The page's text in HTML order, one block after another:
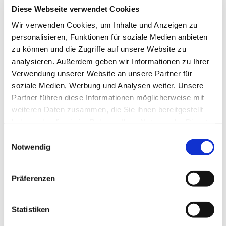
Diese Webseite verwendet Cookies
Wir verwenden Cookies, um Inhalte und Anzeigen zu
personalisieren, Funktionen für soziale Medien anbieten
zu können und die Zugriffe auf unsere Website zu
analysieren. Außerdem geben wir Informationen zu Ihrer
Verwendung unserer Website an unsere Partner für
soziale Medien, Werbung und Analysen weiter. Unsere
Partner führen diese Informationen möglicherweise mit
weiteren Daten zusammen, die Sie ihnen bereitgestellt
Notwendig
Präferenzen
Statistiken
natürlichen Personen mit den erhobenen Nutzungsdaten.
wir auch Cookies ein.
Dabei handelt es sich um kleine Textdateien, die auf Ihrem
Computer gespeichert werden und zur Speicherung von
statistischen Information wie Betriebssystem, Ihrem
Internetbenutzungsprogramm (Browser), IP-Adresse, der
zuvor aufgerufene Webseite (Referrer-URL) und der Uhrzeit
zu optimieren und unsere Internetangebote noch attraktiver
Die Erhebung und Speicherung erfolgt ausschließlich in
keinen Rückschluss auf Sie als natürliche Person zu.